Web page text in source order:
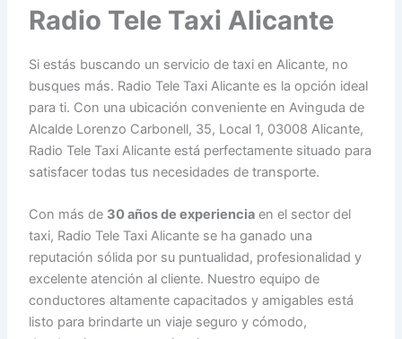
Radio Tele Taxi Alicante
Si estás buscando un servicio de taxi en Alicante, no
busques más. Radio Tele Taxi Alicante es la opción ideal
para ti. Con una ubicación conveniente en Avinguda de
Alcalde Lorenzo Carbonell, 35, Local 1, 03008 Alicante,
Radio Tele Taxi Alicante está perfectamente situado para
satisfacer todas tus necesidades de transporte.
Con más de 30 años de experiencia en el sector del
taxi, Radio Tele Taxi Alicante se ha ganado una
reputación sólida por su puntualidad, profesionalidad y
excelente atención al cliente. Nuestro equipo de
conductores altamente capacitados y amigables está
listo para brindarte un viaje seguro y cómodo,